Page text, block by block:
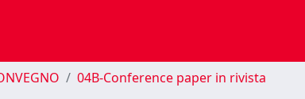
04B-Conference paper in rivista